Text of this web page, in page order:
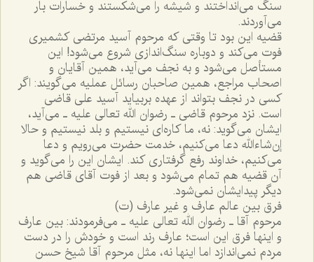
سنگ می‌انداختند و شیشه را می‌شکستند و خسارات بار
می‌آوردند.
قضیه این بود تا وقتی که مرحوم آسید مرتضی کشمیری
فوت می‌کند و دوباره سنگ‌اندازی شروع می‌شود! این
مستأصل می‌شود و به نجف می‌آید، همین آقایان و
اصحاب مراجع، همین صاحبان رسائل عملیه می‌گویند: اگر
کسی در نجف بتواند از عهده بربیاید آسید علی قاضی
است. نزد مرحوم قاضی ـ رضوان الله تعالی علیه ـ می‌آید،
ایشان می‌گوید: نه، ما کاره‌ای نیستیم و بلد نیستیم و حالا
إن‌شاءالله دعا می‌کنیم، خدمت حضرت می‌رویم و دعا
می‌کنیم، خداوند رفع گرفتاری کند. ایشان این را می‌گوید و
آن قضیه هم تمام می‌شود و بعد از فوت آقای قاضی هم
دیگر پیدایشان نمی‌شود.
فرق بین عالم عارف و غیر عارف (ت)
مرحوم آقا ـ رضوان الله تعالی علیه ـ می‌فرمودند: بین عارف
و اینها فرق این است؛ عارف رند است و خودش را در دست
مردم نمی‌اندازد اما اینها نه، مثل مرحوم آقا شیخ حسن